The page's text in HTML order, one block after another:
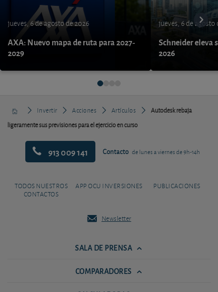
jueves, 6 de agosto de 2026
AXA: Nuevo mapa de ruta para 2027-
2029
jueves, 6 de agosto
Schneider eleva
2026
Invertir Acciones Artículos
Autodesk rebaja
ligeramente sus previsiones para el ejercicio en curso
913 009 141 Contacto de lunes a viernes de 9h-14h
TODOS NUESTROS
CONTACTOS
APP OCU INVERSIONES PUBLICACIONES
Newsletter
SALA DE PRENSA
COMPARADORES